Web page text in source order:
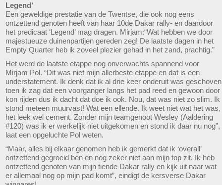
Legend’
Een geweldige prestatie van de Twentse, die ook nog eens
ontzettend genoten heeft van haar 10de Dakar rally- en daardoor
het predicaat ‘Legend’ mag dragen. Mirjam:“Wat hebben we door
majestueuze duinenpartijen gereden zeg! De laatste dagen in het
Empty Quarter heb ik zoveel plezier gehad in het zand, prachtig.”
Het werd de laatste etappe nog onverwachts spannend voor
Mirjam Pol. “Dit was niet mijn allerbeste etappe en dat is een
understatement. Ik denk dat ik al drie keer onderuit was geschoven
toen ik zag dat een voorganger langs het pad reed en gewoon door
kon rijden dus ik dacht dat doe ik ook. Nou, dat was niet zo slim. Ik
stond meteen muurvast! Wat een ellende. Ik weet niet wat het was,
het leek wel cement. Zonder mijn teamgenoot Wesley (Aaldering
#120) was ik er werkelijk niet uitgekomen en stond ik daar nu nog”,
laat een opgeluchte Pol weten.
“Maar, alles bij elkaar genomen heb ik gemerkt dat ik ‘overall’
ontzettend gegroeid ben en nog zeker niet aan mijn top zit. Ik heb
ontzettend genoten van mijn tiende Dakar rally en kijk uit naar wat
er allemaal nog op mijn pad komt”, eindigt de kersverse Dakar